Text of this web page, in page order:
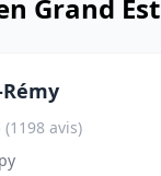
Grand Est
(1198 avis)